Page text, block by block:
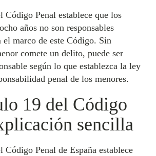
Penal establece que los
años no son responsables
marco de este Código. Sin
comete un delito, puede ser
según lo que establezca la ley
penal de los menores.
19 del Código
sencilla
Penal de España establece